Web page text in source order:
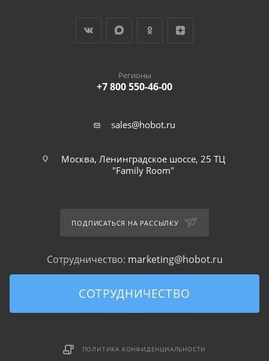
Регионы
+7 800 550-46-00
sales@hobot.ru
Москва, Ленинградское шоссе, 25 ТЦ
"Family Room"
ПОДПИСАТЬСЯ НА РАССЫЛКУ
Сотрудничество: marketing@hobot.ru
СОТРУДНИЧЕСТВО
ПОЛИТИКА КОНФИДЕНЦИАЛЬНОСТИ